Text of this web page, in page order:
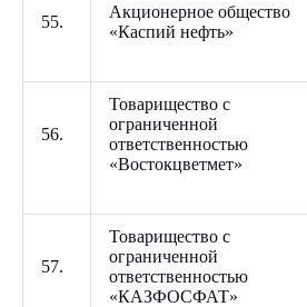
55.
Акционерное общество
«Каспий нефть»
56.
Товарищество с
ограниченной
ответственностью
«Востокцветмет»
57.
Товарищество с
ограниченной
ответственностью
«КАЗФОСФАТ»